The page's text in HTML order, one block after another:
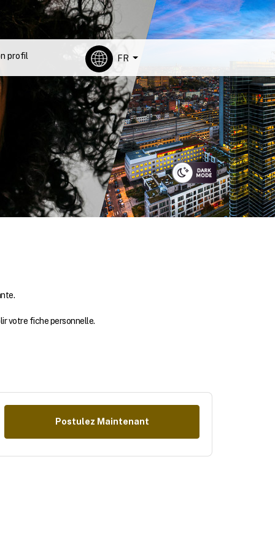
BRUSSELS
profil FR
votre fiche personnelle.
Postulez Maintenant